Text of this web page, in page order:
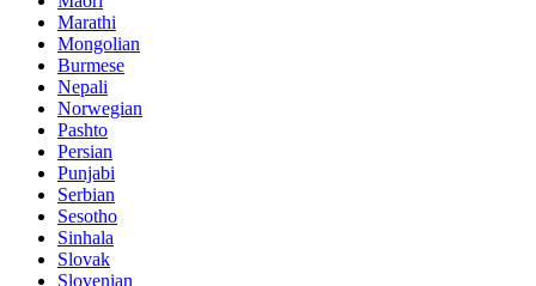
Marathi
Mongolian
Burmese
Nepali
Norwegian
Pashto
Persian
Punjabi
Serbian
Sesotho
Sinhala
Slovak
Slovenian